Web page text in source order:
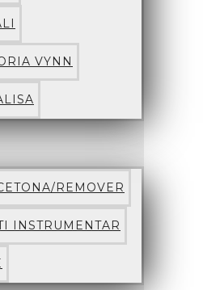
VYNN
REMOVER
INSTRUMENTAR